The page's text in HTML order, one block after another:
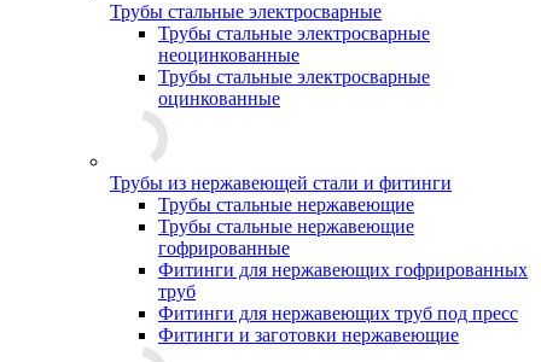
Трубы стальные электросварные
Трубы стальные электросварные
неоцинкованные
Трубы стальные электросварные
оцинкованные
Трубы из нержавеющей стали и фитинги
Трубы стальные нержавеющие
Трубы стальные нержавеющие
гофрированные
Фитинги для нержавеющих гофрированных
труб
Фитинги для нержавеющих труб под пресс
Фитинги и заготовки нержавеющие